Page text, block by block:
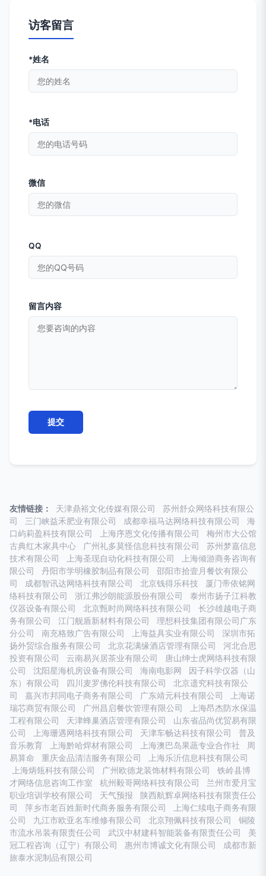
访客留言
*姓名
*电话
微信
QQ
留言内容
友情链接： 天津鼎裕文化传媒有限公司
苏州舒众网络科技有限公
司
三门峡益禾肥业有限公司 成都幸福马达网络科技有限公司
海
口屿莉盈科技有限公司
上海序恩文化传播有限公司
梅州市大公馆
古典红木家具中心
广州礼多莫怪信息科技有限公司
苏州梦嘉信息
技术有限公司
上海圣现自动化科技有限公司
上海倾游商务咨询有
限公司
丹阳市学明橡胶制品有限公司
邵阳市拾壹月餐饮有限公
司
成都智讯达网络科技有限公司 北京钱得乐科技
厦门帝依铭网
络科技有限公司
浙江弗沙朗能源股份有限公司
泰州市扬子江科教
仪器设备有限公司
北京甄时尚网络科技有限公司
长沙雄越电子商
务有限公司
江门舰盾新材料有限公司
理想科技集团有限公司广东
分公司
南充格致广告有限公司 上海益具实业有限公司
深圳市拓
扬外贸综合服务有限公司
北京花满缘酒店管理有限公司
河北合思
投资有限公司
云南易兴居茶业有限公司
唐山绅士虎网络科技有限
公司
沈阳星海机房设备有限公司 海南电影网
因子科学仪器（山
东）有限公司
四川麦罗佛伦科技有限公司
北京遗究科技有限公
司
嘉兴市邦同电子商务有限公司 广东靖元科技有限公司
上海诺
瑞芯商贸有限公司
广州昌启餐饮管理有限公司
上海昂杰防水保温
工程有限公司
天津蜂巢酒店管理有限公司
山东省品尚优贸易有限
公司
上海珊遇网络科技有限公司 天津车畅达科技有限公司
普及
音乐教育
上海黔哈焊材有限公司 上海澳巴岛果蔬专业合作社
周
易算命
重庆金品清洁服务有限公司
上海乐沂信息科技有限公司
上海炳瓴科技有限公司
广州欧德龙装饰材料有限公司
铁岭县博
才网络信息咨询工作室
杭州毅哥网络科技有限公司
兰州市爱月宝
职业培训学校有限公司
天气预报
陕西航辉卓网络科技有限责任公
司
萍乡市老百姓新时代商务服务有限公司
上海仁续电子商务有限
公司
九江市欧亚名车维修有限公司 北京翔佩科技有限公司
铜陵
市流水吊装有限责任公司
武汉中材建科智能装备有限责任公司
美
冠工程咨询（辽宁）有限公司
惠州市博诚文化有限公司
成都市新
旅泰水泥制品有限公司